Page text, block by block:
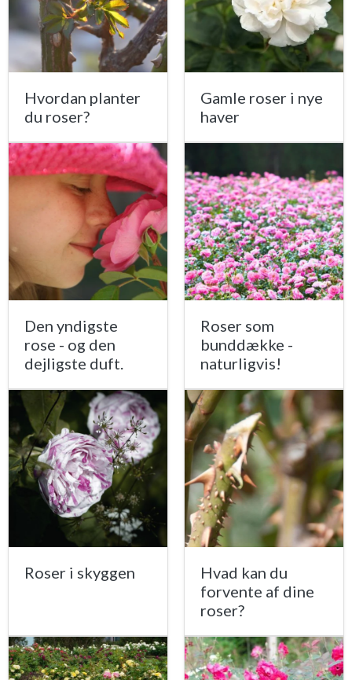
Hvordan planter
du roser?
Gamle roser i nye
haver
Den yndigste
rose - og den
dejligste duft.
Roser som
bunddække -
naturligvis!
Roser i skyggen
Hvad kan du
forvente af dine
roser?